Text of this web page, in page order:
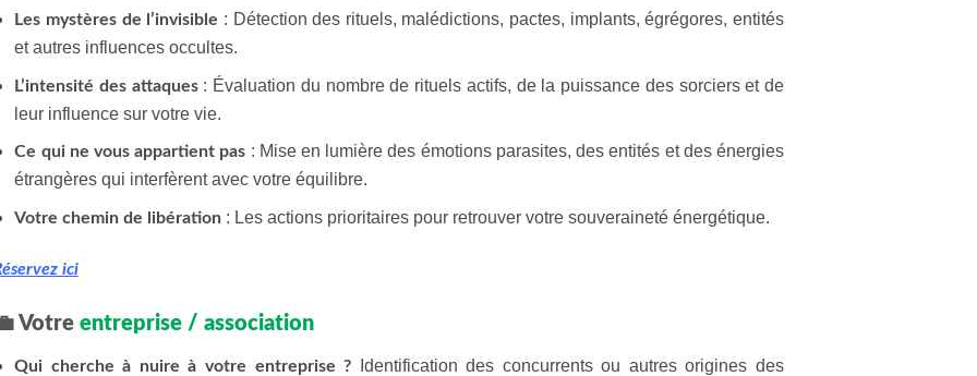
Les mystères de l’invisible : Détection des rituels, malédictions, pactes, implants, égrégores, entités
et autres influences occultes.
L’intensité des attaques: Évaluation du nombre de rituels actifs, de la puissance des sorciers et de
leur influence sur votre vie.
Ce qui ne vous appartient pas : Mise en lumière des émotions parasites, des entités et des énergies
étrangères qui interfèrent avec votre équilibre.
Votre chemin de libération : Les actions prioritaires pour retrouver votre souveraineté énergétique.
ici
Votre entreprise / association
Qui cherche à nuire à votre entreprise ? Identification des concurrents ou autres origines des